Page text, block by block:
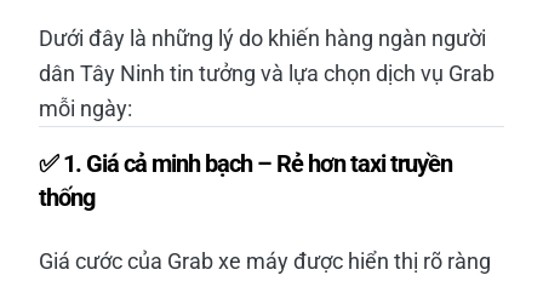
Dưới đây là những lý do khiến hàng ngàn người
dân Tây Ninh tin tưởng và lựa chọn dịch vụ Grab
mỗi ngày:
✅1. Giá cả minh bạch – Rẻ hơn taxi truyền
thống
Giá cước của Grab xe máy được hiển thị rõ ràng